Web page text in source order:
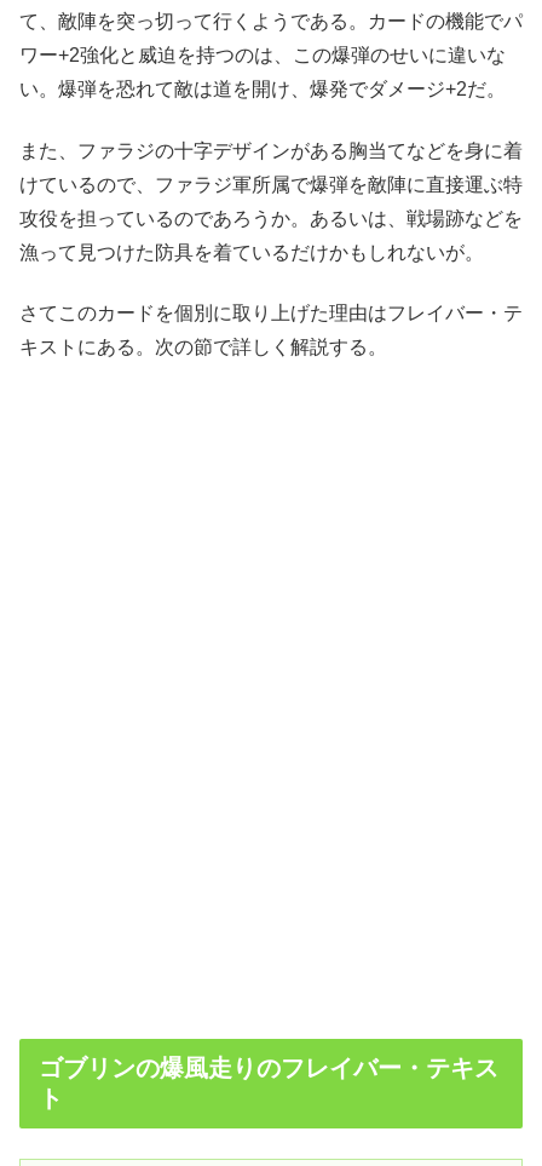
て、敵陣を突っ切って行くようである。カードの機能でパ
ワー+2強化と威迫を持つのは、この爆弾のせいに違いな
い。爆弾を恐れて敵は道を開け、爆発でダメージ+2だ。
また、ファラジの十字デザインがある胸当てなどを身に着
けているので、ファラジ軍所属で爆弾を敵陣に直接運ぶ特
攻役を担っているのであろうか。あるいは、戦場跡などを
漁って見つけた防具を着ているだけかもしれないが。
さてこのカードを個別に取り上げた理由はフレイバー・テ
キストにある。次の節で詳しく解説する。
ゴブリンの爆風走りのフレイバー・テキス
ト